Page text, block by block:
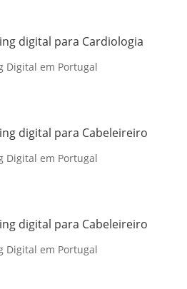
digital para Cardiologia
Digital em Portugal
digital para Cabeleireiro
Digital em Portugal
digital para Cabeleireiro
Digital em Portugal